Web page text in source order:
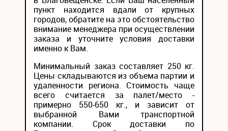
пункт находится вдали от крупных
городов, обратите на это обстоятельство
внимание менеджера при осуществлении
заказа и уточните условия доставки
именно к Вам.
Минимальный заказ составляет 250 кг.
Цены складываются из объема партии и
удаленности региона. Стоимость чаще
всего считается за палет/место -
примерно 550-650 кг., и зависит от
выбранной Вами транспортной
компании. Срок доставки по